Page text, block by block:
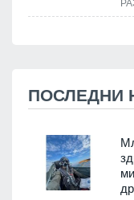
ПОСЛЕДНИ